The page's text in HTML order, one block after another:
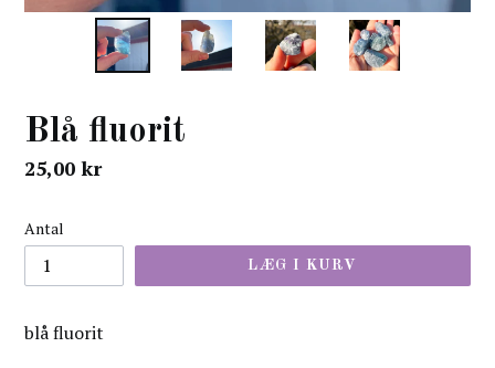
Blå fluorit
normal
25,00 kr
Antal
LÆG I KURV
blå fluorit